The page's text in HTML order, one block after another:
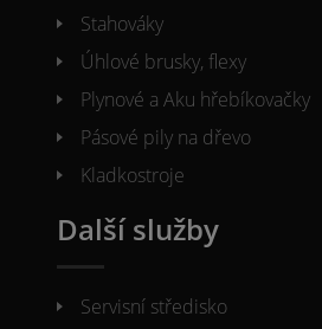
Stahováky
Úhlové brusky, flexy
Plynové a Aku hřebíkovačky
Pásové pily na dřevo
Kladkostroje
Další služby
Servisní středisko